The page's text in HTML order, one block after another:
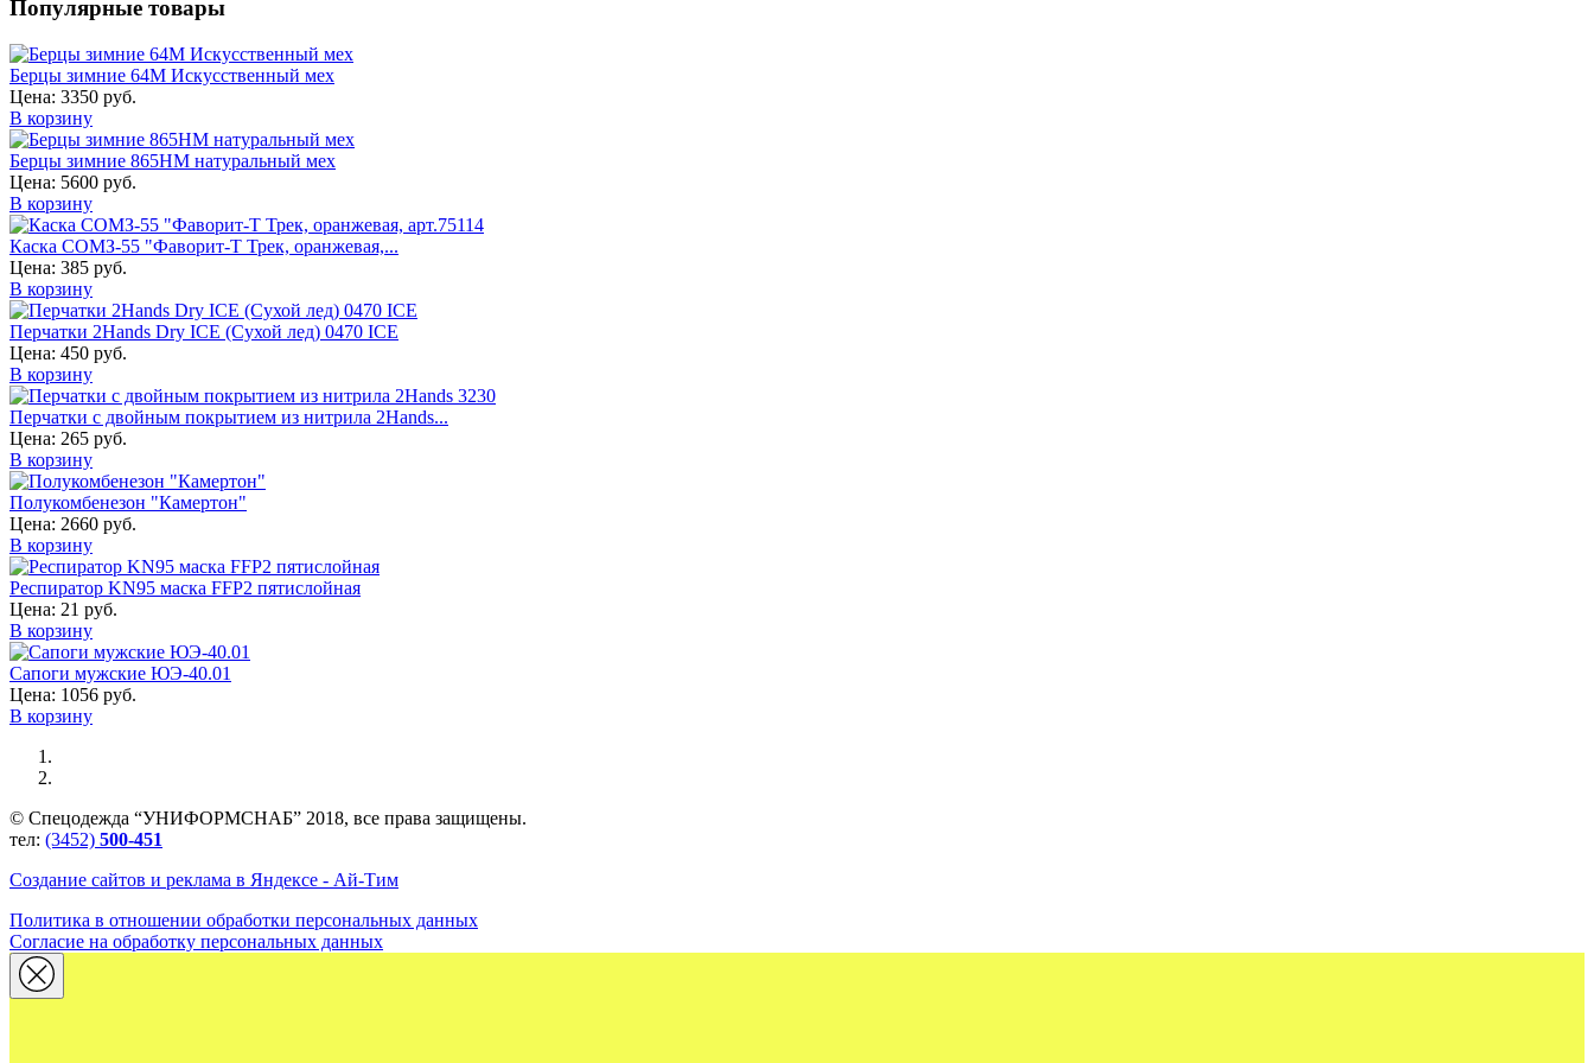
Популярные товары
Берцы зимние 64М Искусственный мех
Цена: 3350 руб.
В корзину
Берцы зимние 865НМ натуральный мех
Цена: 5600 руб.
В корзину
Каска СОМЗ-55 "Фаворит-Т Трек, оранжевая,...
Цена: 385 руб.
В корзину
Перчатки 2Hands Dry ICE (Сухой лед) 0470 ICE
Цена: 450 руб.
В корзину
Перчатки с двойным покрытием из нитрила 2Hands...
Цена: 265 руб.
В корзину
Полукомбенезон "Камертон"
Цена: 2660 руб.
В корзину
Респиратор KN95 маска FFP2 пятислойная
Цена: 21 руб.
В корзину
Сапоги мужские ЮЭ-40.01
Цена: 1056 руб.
В корзину
© Спецодежда “УНИФОРМСНАБ” 2018, все права защищены.
тел: (3452) 500-451
Создание сайтов и реклама в Яндексе - Ай-Тим
Политика в отношении обработки персональных данных
Согласие на обработку персональных данных